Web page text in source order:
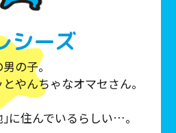
シーズ
の子。
やんちゃなオマセさん。
に住んでいるらしい…。